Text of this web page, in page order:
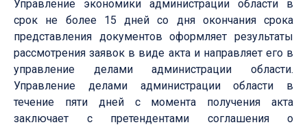
Управление экономики администрации области в
срок не более 15 дней со дня окончания срока
представления документов оформляет результаты
рассмотрения заявок в виде акта и направляет его в
управление делами администрации области.
Управление делами администрации области в
течение пяти дней с момента получения акта
заключает с претендентами соглашения о